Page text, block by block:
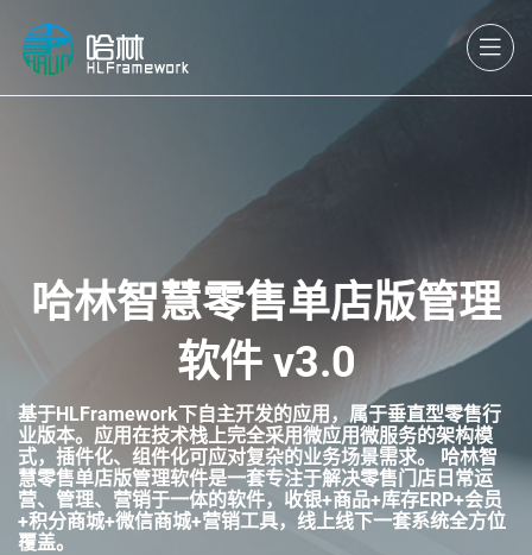
哈林智慧零售单店版管理
软件 v3.0
基于HLFramework下自主开发的应用，属于垂直型零售行
业版本。应用在技术栈上完全采用微应用微服务的架构模
式，插件化、组件化可应对复杂的业务场景需求。 哈林智
慧零售单店版管理软件是一套专注于解决零售门店日常运
营、管理、营销于一体的软件，收银+商品+库存ERP+会员
+积分商城+微信商城+营销工具，线上线下一套系统全方位
覆盖。